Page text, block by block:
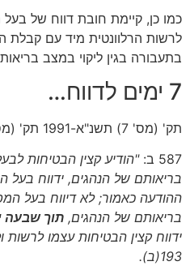
כמו כן, קיימת חובת דווח של
לרשות הרלוונטית מיד עם קבלת
בתעבורה בגין ליקוי במצב
7 ימים לדווח…
תק' (מס' 7) תשנ"א-1991 תק' (מס' 8) תשס"ז-2007
587 ב:
"הודיע קצין הבטיחות
בריאותם של הנהגים, ידווח
ההודעה כאמור; לא דיווח בעל
בריאותם של הנהגים, תוך שבעה
ידווח קצין הבטיחות עצמו
193(ב).